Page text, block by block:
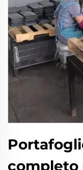
completo